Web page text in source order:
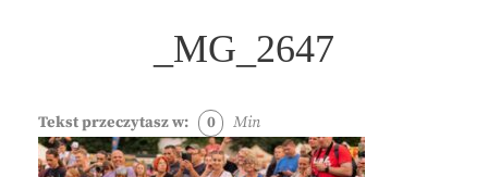
_MG_2647
Tekst przeczytasz w: 0 Min